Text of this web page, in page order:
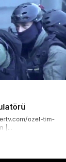
ozel-tim-
|...